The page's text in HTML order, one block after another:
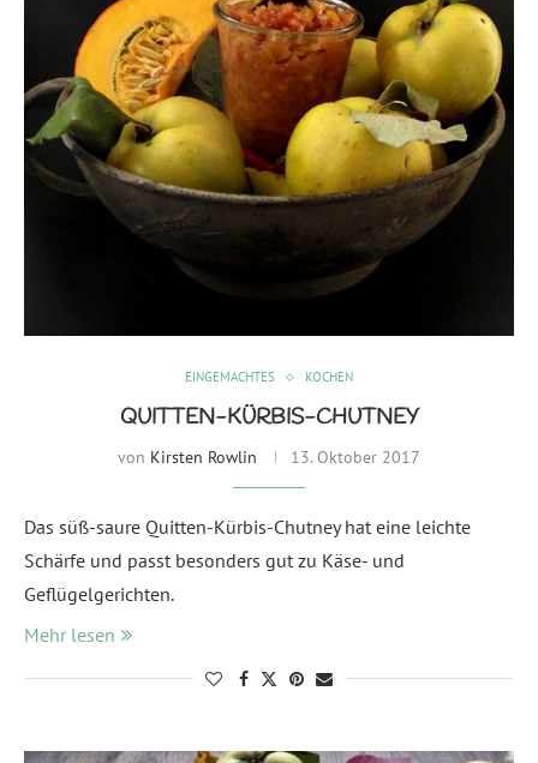
EINGEMACHTES KOCHEN
QUITTEN-KÜRBIS-CHUTNEY
von Kirsten Rowlin 13. Oktober 2017
Das süß-saure Quitten-Kürbis-Chutney hat eine leichte
Schärfe und passt besonders gut zu Käse- und
Geflügelgerichten.
Mehr lesen